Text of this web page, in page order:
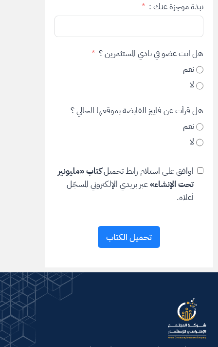
نبذة موجزة عنك :
هل انت عضو في نادي المستثمرين ؟
نعم
لا
هل قرأت عن فايبز القابضة بموقعها الحالي ؟
نعم
لا
اوافق على استلام رابط تحميلكتاب «مليونير
تحت الإنشاء»عبر بريدي الإلكتروني المسجّل
أعلاه.
تحميل الكتاب
n